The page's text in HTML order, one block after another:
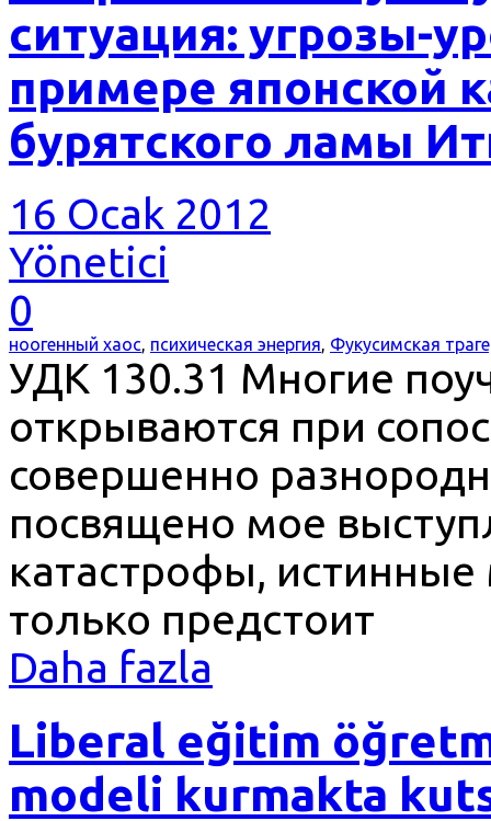
ситуация: угрозы-
примере японской
бурятского ламы
16 Ocak 2012
Yönetici
0
ноогенный хаос, психическая энергия, Фукусимская
УДК 130.31 Многие
открываются при
совершенно
посвящено мое
катастрофы,
только предстоит
Daha fazla
Liberal eğitim
modeli kurmakta